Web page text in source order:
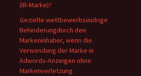
(IR-Marke)?
Gezielte wettbewerbswidrige
Behinderungdurch den
Markeninhaber, wenn die
Verwendung der Marke in
Adwords-Anzeigen ohne
Markenverletzung